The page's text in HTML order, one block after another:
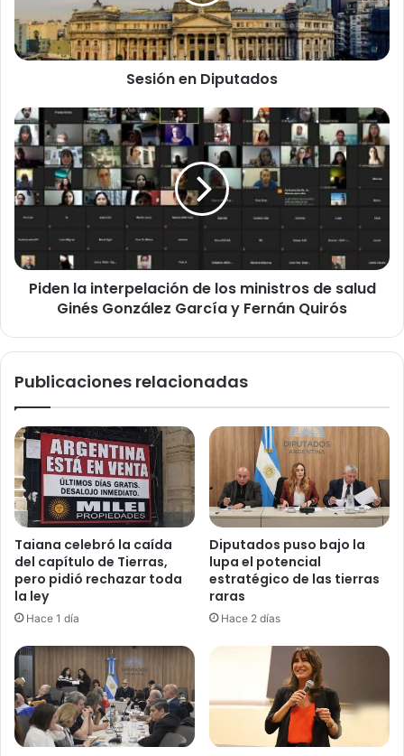
Sesión en Diputados
Piden
la
interpelación
de
los
ministros
Ginés
González
Piden la interpelación de los ministros de salud
Ginés González García y Fernán Quirós
Publicaciones relacionadas
Taiana celebró la caída
del capítulo de Tierras,
pero pidió rechazar toda
la ley
Hace 1 día
Diputados puso bajo la
lupa el potencial
estratégico de las tierras
raras
Hace 2 días